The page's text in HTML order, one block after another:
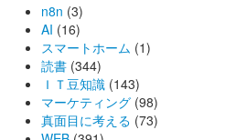
n8n (3)
AI (16)
スマートホーム (1)
読書 (344)
ＩＴ豆知識 (143)
マーケティング (98)
真面目に考える (73)